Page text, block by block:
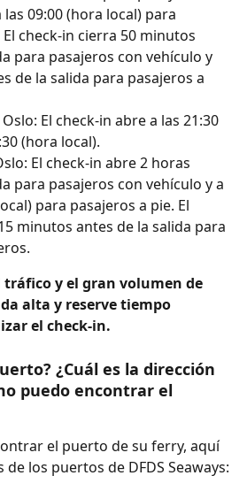
09:00 (hora local) para
check-in cierra 50 minutos
para pasajeros con vehículo y
de la salida para pasajeros a
El check-in abre a las 21:30
(hora local).
El check-in abre 2 horas
para pasajeros con vehículo y a
para pasajeros a pie. El
minutos antes de la salida para
tráfico y el gran volumen de
alta y reserve tiempo
el check-in.
¿Cuál es la dirección
puedo encontrar el
el puerto de su ferry, aquí
los puertos de DFDS Seaways: